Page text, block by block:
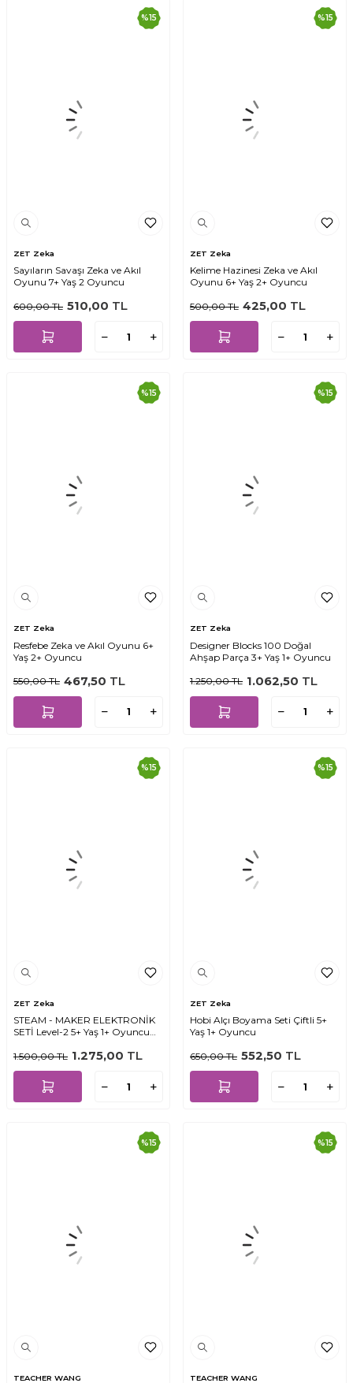
%15
ZET Zeka
Sayıların Savaşı Zeka ve Akıl
Oyunu 7+ Yaş 2 Oyuncu
600,00TL 510,00 TL
%15
ZET Zeka
Kelime Hazinesi Zeka ve Akıl
Oyunu 6+ Yaş 2+ Oyuncu
500,00TL 425,00 TL
%15
ZET Zeka
Resfebe Zeka ve Akıl Oyunu 6+
Yaş 2+ Oyuncu
550,00TL 467,50 TL
%15
ZET Zeka
Designer Blocks 100 Doğal
Ahşap Parça 3+ Yaş 1+ Oyuncu
1.250,00TL 1.062,50 TL
%15
ZET Zeka
STEAM - MAKER ELEKTRONİK
SETİ Level-2 5+ Yaş 1+ Oyuncu
1.500,00TL 1.275,00 TL
%15
ZET Zeka
Hobi Alçı Boyama Seti Çiftli 5+
Yaş 1+ Oyuncu
650,00TL 552,50 TL
%15
TEACHER WANG
%15
TEACHER WANG